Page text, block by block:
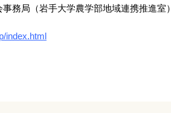
務局（岩手大学農学部地域連携推進室）
index.html